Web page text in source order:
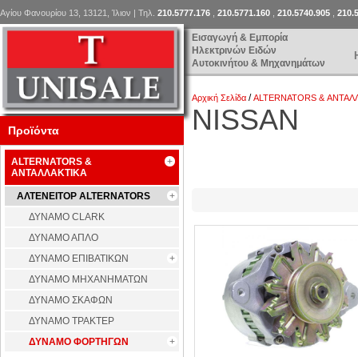
Εισαγωγή & Εμπορία
Ηλεκτρινών Ειδών
Αυτοκινήτου & Μηχανημάτων
Αγίου Φανουρίου 13, 13121, Ίλιον | Τηλ. 210.5777.176 210.5771.160 210.5740.905
Αρχική Σελίδα /ALTERNATORS &
NISSAN
Προϊόντα
ALTERNATORS &
ΑΝΤΑΛΛΑΚΤΙΚΑ
ΑΛΤΕΝΕΙΤΟΡ ALTERNATORS
ΔΥΝΑΜΟ CLARK
ΔΥΝΑΜΟ ΑΠΛΟ
ΔΥΝΑΜΟ ΕΠΙΒΑΤΙΚΩΝ
ΔΥΝΑΜΟ ΜΗΧΑΝΗΜΑΤΩΝ
ΔΥΝΑΜΟ ΣΚΑΦΩΝ
ΔΥΝΑΜΟ ΤΡΑΚΤΕΡ
ΔΥΝΑΜΟ ΦΟΡΤΗΓΩΝ